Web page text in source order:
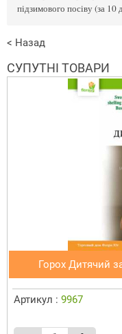
підзимового посіву (за 10
< Назад
СУПУТНІ ТОВАРИ
Горох Дитячий
Артикул : 9967